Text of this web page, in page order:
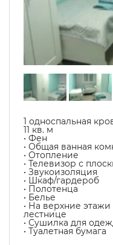
1 односпальная
11 кв. м
• Фен
• Общая ванная
• Отопление
• Телевизор с
• Звукоизоляция
• Шкаф/гардероб
• Полотенца
• Белье
• На верхние
лестнице
• Сушилка для
• Туалетная бумага